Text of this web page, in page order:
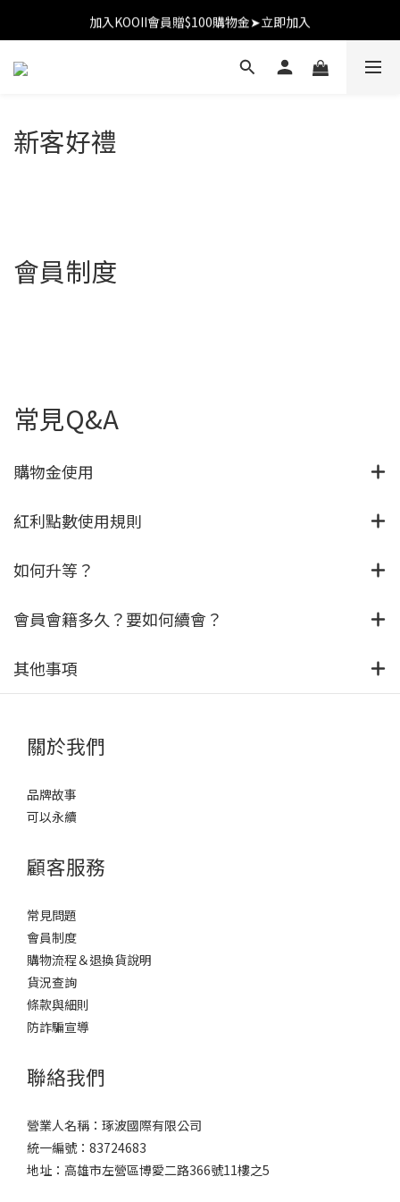
加入KOOII會員贈$100購物金➤立即加入
加入KOOII會員贈$100購物金➤立即加入
全館$3,000免運
新客好禮
會員制度
常見Q&A
購物金使用
紅利點數使用規則
如何升等？
會員會籍多久？要如何續會？
其他事項
關於我們
品牌故事
可以永續
顧客服務
常見問題
會員制度
購物流程＆退換貨說明
貨況查詢
條款與細則
防詐騙宣導
聯絡我們
營業人名稱：琢波國際有限公司
統一編號：83724683
地址：高雄市左營區博愛二路366號11樓之5